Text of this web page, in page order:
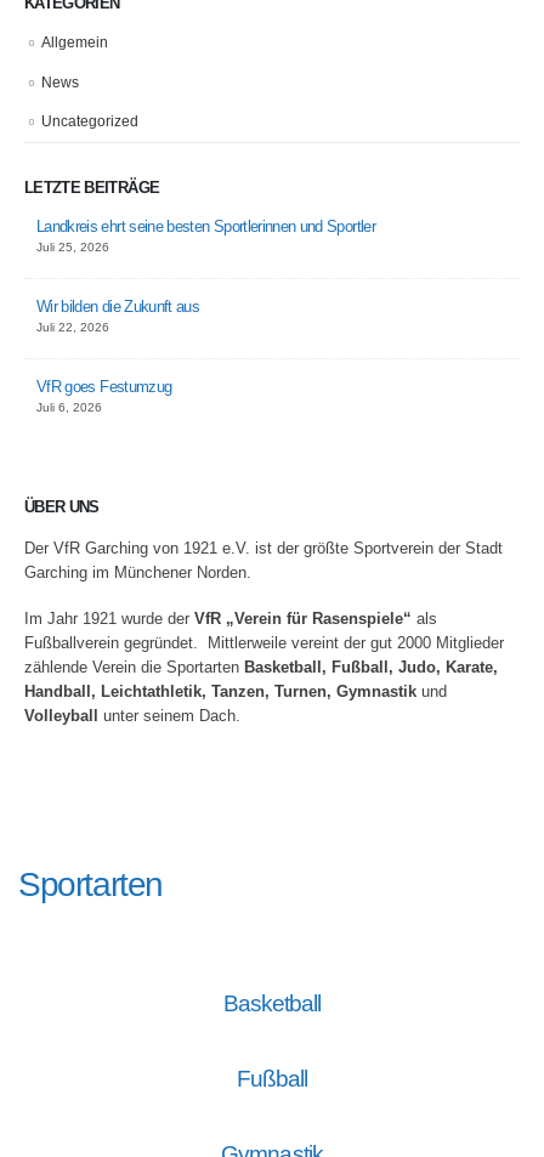
Allgemein
News
Uncategorized
LETZTE BEITRÄGE
Landkreis ehrt seine besten Sportlerinnen und Sportler
Juli 25, 2026
Wir bilden die Zukunft aus
Juli 22, 2026
VfR goes Festumzug
Juli 6, 2026
ÜBER UNS
Der VfR Garching von 1921 e.V. ist der größte Sportverein der Stadt
Garching im Münchener Norden.
Im Jahr 1921 wurde der VfR „Verein für Rasenspiele“ als
Fußballverein gegründet. Mittlerweile vereint der gut 2000 Mitglieder
zählende Verein die Sportarten Basketball, Fußball, Judo, Karate,
Handball, Leichtathletik, Tanzen, Turnen, Gymnastik und
Volleyball
unter seinem Dach.
Sportarten
Basketball
Fußball